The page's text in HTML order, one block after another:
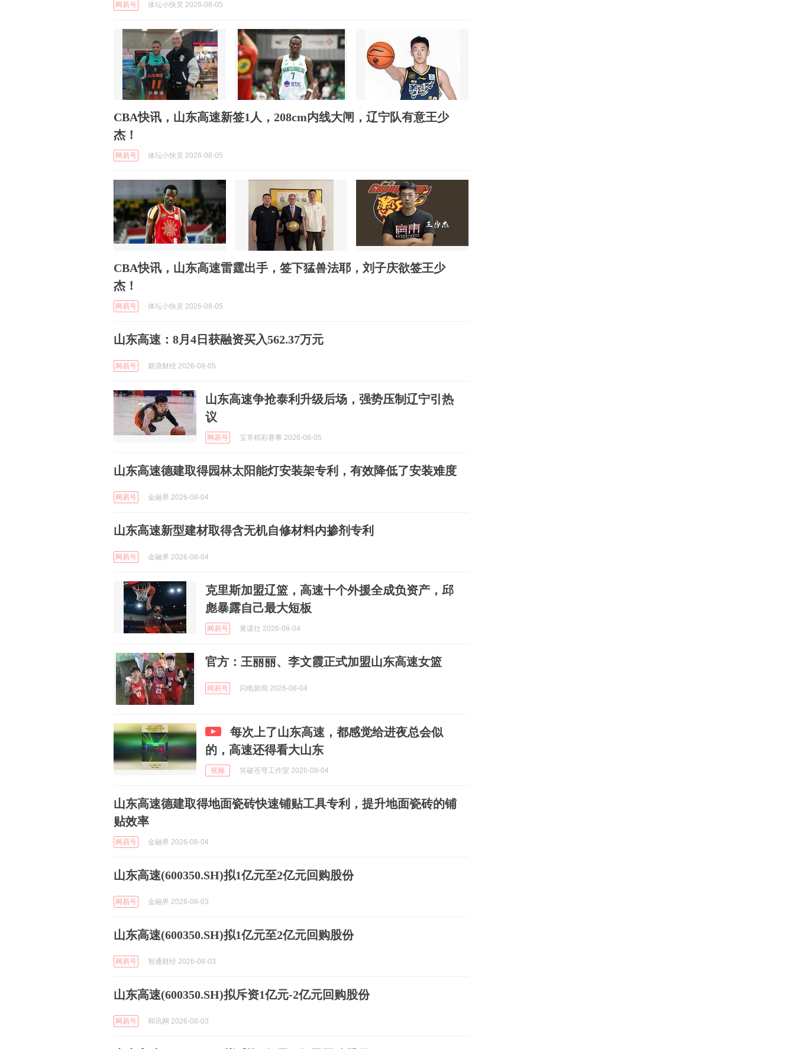
网易号 体坛小快灵 2026-08-05
CBA快讯，山东高速新签1人，208cm内线大闸，辽宁队有意王少
杰！
网易号 体坛小快灵 2026-08-05
CBA快讯，山东高速雷霆出手，签下猛兽法耶，刘子庆欲签王少
杰！
网易号 体坛小快灵 2026-08-05
山东高速：8月4日获融资买入562.37万元
网易号 新浪财经 2026-08-05
山东高速争抢泰利升级后场，强势压制辽宁引热
议
网易号 宝哥精彩赛事 2026-08-05
山东高速德建取得园林太阳能灯安装架专利，有效降低了安装难度
网易号 金融界 2026-08-04
山东高速新型建材取得含无机自修材料内掺剂专利
网易号 金融界 2026-08-04
克里斯加盟辽篮，高速十个外援全成负资产，邱
彪暴露自己最大短板
网易号 黄谋仕 2026-08-04
官方：王丽丽、李文霞正式加盟山东高速女篮
网易号 闪电新闻 2026-08-04
每次上了山东高速，都感觉给进夜总会似
的，高速还得看大山东
视频 笑破苍穹工作室 2026-08-04
山东高速德建取得地面瓷砖快速铺贴工具专利，提升地面瓷砖的铺
贴效率
网易号 金融界 2026-08-04
山东高速(600350.SH)拟1亿元至2亿元回购股份
网易号 金融界 2026-08-03
山东高速(600350.SH)拟1亿元至2亿元回购股份
网易号 智通财经 2026-08-03
山东高速(600350.SH)拟斥资1亿元-2亿元回购股份
网易号 和讯网 2026-08-03